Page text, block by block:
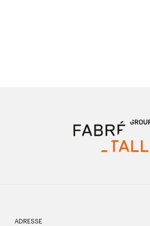
ADRESSE